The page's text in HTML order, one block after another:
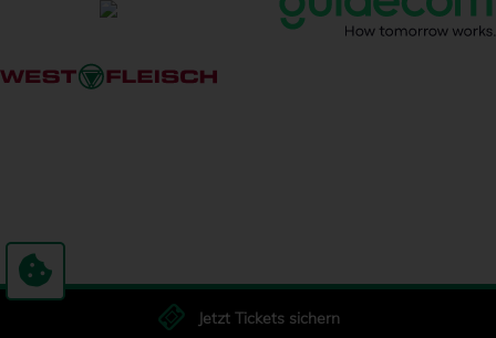
Jetzt Tickets sichern